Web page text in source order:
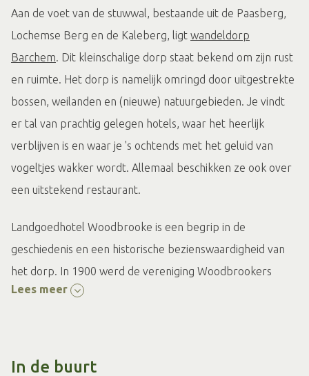
Aan de voet van de stuwwal, bestaande uit de Paasberg,
Lochemse Berg en de Kaleberg, ligt wandeldorp
Barchem. Dit kleinschalige dorp staat bekend om zijn rust
en ruimte. Het dorp is namelijk omringd door uitgestrekte
bossen, weilanden en (nieuwe) natuurgebieden. Je vindt
er tal van prachtig gelegen hotels, waar het heerlijk
verblijven is en waar je 's ochtends met het geluid van
vogeltjes wakker wordt. Allemaal beschikken ze ook over
een uitstekend restaurant.
Landgoedhotel Woodbrooke is een begrip in de
geschiedenis en een historische bezienswaardigheid van
het dorp. In 1900 werd de vereniging Woodbrookers
opgericht door Leidse Theologie studenten. Zij kwamen
Het leeszaaltje waar zij werkten vormt onderdeel van het
Lees meer
In de buurt